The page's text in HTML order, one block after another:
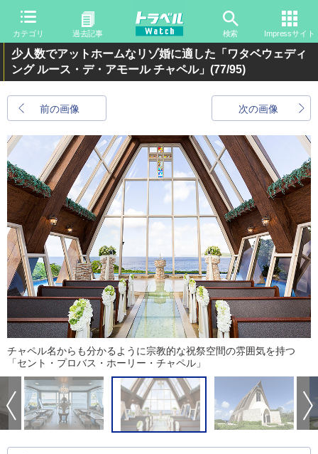
カテゴリ 過去記事 検索 Impressサイト
少人数でアットホームなリゾ婚に適した「ワタベウェディ
ング ルース・デ・アモール チャペル」 (77/95)
前の画像 次の画像
チャペル名からも分かるように宗教的な祝祭空間の雰囲気を持つ
「セント・プロバス・ホーリー・チャペル」